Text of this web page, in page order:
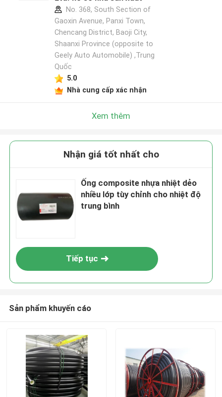
No. 368, South Section of
Gaoxin Avenue, Panxi Town,
Chencang District, Baoji City,
Shaanxi Province (opposite to
Geely Auto Automobile) ,Trung
Quốc
5.0
Nhà cung cấp xác nhận
Xem thêm
Nhận giá tốt nhất cho
Ống composite nhựa nhiệt dẻo
nhiều lớp tùy chỉnh cho nhiệt độ
trung bình
Tiếp tục
Sản phẩm khuyến cáo